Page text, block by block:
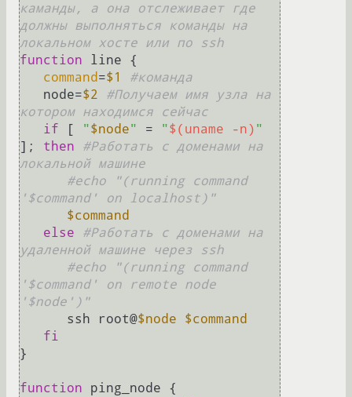
каманды, а она отслеживает где
должны выполняться команды на
локальном хосте или по ssh
function line {
command=$1
#команда
   node=
$2
#Получаем имя узла на
котором находимся сейчас
if [ "$node" = "$(uname -n) "
]; then
#Работать с доменами на
локальной машине
#echo "(running command
'$command' on localhost)"
$command
else
#Работать с доменами на
удаленной машине через ssh
#echo "(running command
'$command' on remote node
'$node')"
      ssh root@
$node
$command
fi
}
function ping_node {